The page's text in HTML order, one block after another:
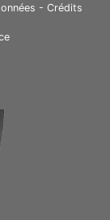
- Crédits